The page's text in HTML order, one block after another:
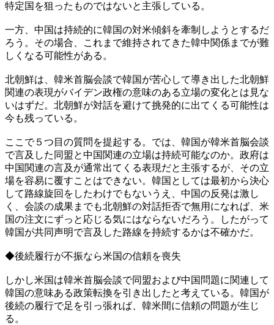
特定国を狙ったものではないと主張している。
一方、中国は持続的に韓国の対米傾斜を牽制しようとするだ
ろう。その場合、これまで維持されてきた韓中関係までが難
しくなる可能性がある。
北朝鮮は、韓米首脳会談で韓国が苦心して導き出した北朝鮮
関連の表現がバイデン政権の意味のある立場の変化とは見な
いはずだ。北朝鮮が対話を避けて挑発的に出てくる可能性は
今も残っている。
ここで５つ目の質問を提起する。では、韓国が韓米首脳会談
で言及した同盟と中国関連の立場は持続可能なのか。政府は
中国関連の言及が通常出てくる表現だと主張するが、その立
場を容易に覆すことはできない。韓国としては最初から決心
して路線旋回をしたわけでもないうえ、中国の反発は激し
く、会談の成果までも北朝鮮の対話拒否で無用になれば、米
国の注文にずっと応じる気にはならないだろう。したがって
韓国が共同声明で言及した路線を持続するかは不確かだ。
◆後続履行が不振なら米国の信頼を喪失
しかし米国は韓米首脳会談で同盟および中国問題に関連して
韓国の意味ある政策転換を引き出したと考えている。韓国が
後続の履行で足を引っ張れば、韓米間に信頼の問題が生じ
る。